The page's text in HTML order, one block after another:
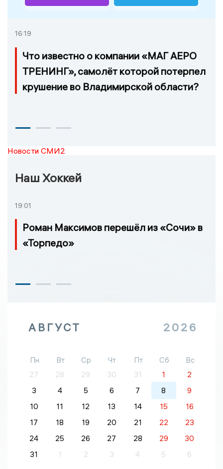
16:19
Что известно о компании «МАГ АЕРО
ТРЕНИНГ», самолёт которой потерпел
крушение во Владимирской области?
Новости СМИ2
Наш Хоккей
19:01
Роман Максимов перешёл из «Сочи» в
«Торпедо»
АВГУСТ 2026
Пн Вт Ср Чт Пт Сб
Вс
27
28 29 30 31 1
2
3
4 5 6 7 8
9
10
11 12 13 14 15
16
17
18 19 20 21 22
23
24
25 26 27 28 29
30
31
1 2 3 4 5 6